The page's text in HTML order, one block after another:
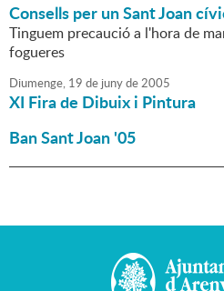
Consells per un Sant Joan
Tinguem precaució a l'hora de
fogueres
Diumenge, 19 de junyde2005
XI Fira de Dibuix i Pintura
Ban Sant Joan '05